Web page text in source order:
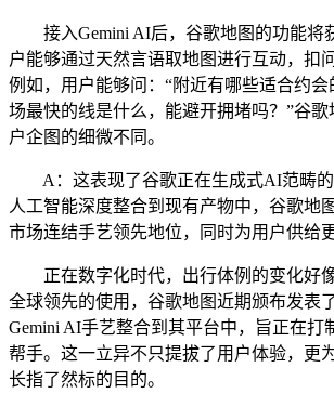
接入Gemini AI后，谷歌地图的功能将
户能够通过天然言语取地图进行互动，扣
例如，用户能够问：“附近有哪些适合约会
场最快的线是什么，能避开拥堵吗？”谷歌
户企图的细微不同。
A：这表现了谷歌正在生成式AI范畴的
人工智能深度整合到现有产物中，谷歌地
市场连结手艺领先地位，同时为用户供给
正在数字化时代，出行体例的变化好
全球领先的使用，谷歌地图近期颁布发表
Gemini AI手艺整合到其平台中，旨正在打
帮手。这一立异不只提拔了用户体验，更
长指了然标的目的。